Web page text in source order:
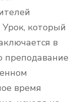
который
в
преподавание
время